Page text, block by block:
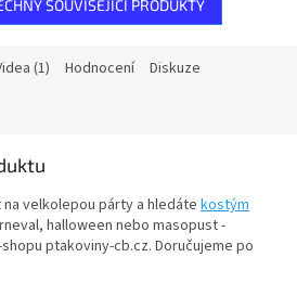
SOUVISEJÍCÍ PRODUKTY
(1) Hodnocení Diskuze
velkolepou párty a hledáte kostým
halloween nebo masopust -
ptakoviny-cb.cz. Doručujeme po